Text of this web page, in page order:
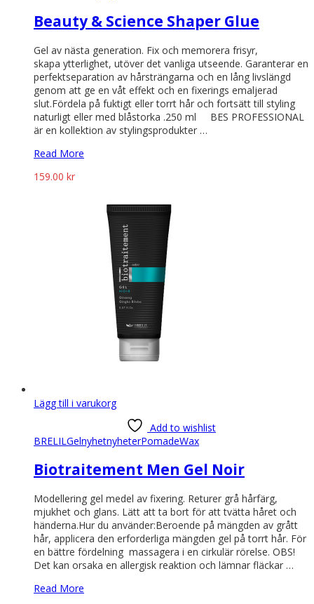
Beauty & Science Shaper Glue
Gel av nästa generation. Fix och memorera frisyr,
skapa ytterlighet, utöver det vanliga utseende. Garanterar en
perfektseparation av hårsträngarna och en lång livslängd
genom att ge en våt effekt och en fixerings emaljerad
slut.Fördela på fuktigt eller torrt hår och fortsätt till styling
naturligt eller med blåstorka .250 ml BES PROFESSIONAL
är en kollektion av stylingsprodukter …
Read More
159.00 kr
Lägg till i varukorg
Add to wishlist
BRELILGelnyhetnyheterPomadeWax
Biotraitement Men Gel Noir
Modellering gel medel av fixering. Returer grå hårfärg,
mjukhet och glans. Lätt att ta bort för att tvätta håret och
händerna.Hur du använder:Beroende på mängden av grått
hår, applicera den erforderliga mängden gel på torrt hår. För
en bättre fördelning massagera i en cirkulär rörelse. OBS!
Det kan orsaka en allergisk reaktion och lämnar fläckar …
Read More